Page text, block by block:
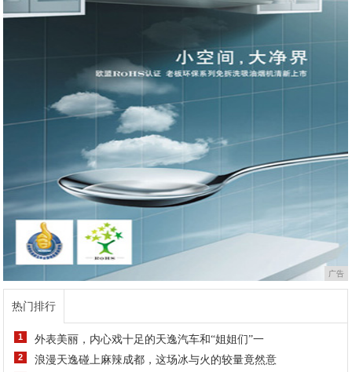
广告
热门排行
1 外表美丽，内心戏十足的天逸汽车和“姐姐们”一
2 浪漫天逸碰上麻辣成都，这场冰与火的较量竟然意